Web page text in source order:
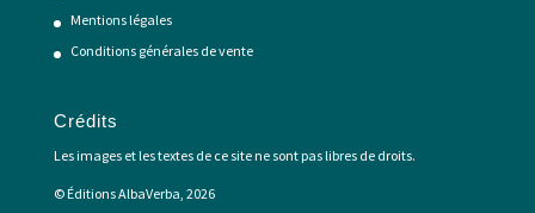
Mentions légales
Conditions générales de vente
Crédits
Les images et les textes de ce site ne sont pas libres de droits.
© Éditions AlbaVerba, 2026